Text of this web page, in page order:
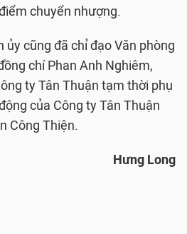
chuyển nhượng.
ủy cũng đã chỉ đạo Văn phòng
chí Phan Anh Nghiêm,
ty Tân Thuận tạm thời phụ
của Công ty Tân Thuận
Công Thiện.
Hưng Long